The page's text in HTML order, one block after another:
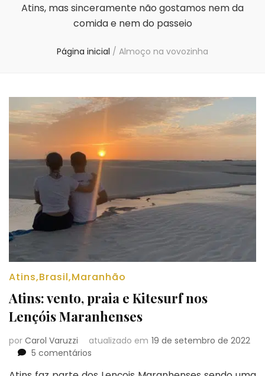
Atins, mas sinceramente não gostamos nem da
comida e nem do passeio
Página inicial / Almoço na vovozinha
Atins,Brasil,Maranhão
Atins: vento, praia e Kitesurf nos
Lençóis Maranhenses
por Carol Varuzzi atualizado em 19 de setembro de 2022
5 comentários